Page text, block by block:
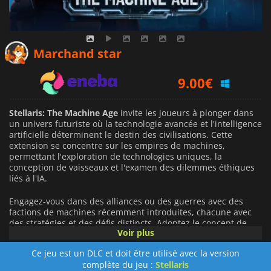
Marchand star
9.00€
9.89€
Stellaris: The Machine Age invite les joueurs à plonger dans
un univers futuriste où la technologie avancée et l'intelligence
artificielle déterminent le destin des civilisations. Cette
extension se concentre sur les empires de machines,
permettant l'exploration de technologies uniques, la
conception de vaisseaux et l'examen des dilemmes éthiques
liés à l'IA.
Engagez-vous dans des alliances ou des guerres avec des
factions de machines récemment introduites, chacune avec
des stratégies et des défis distincts. Adoptez le concept de
l'ascension synthétique, qui promet une vie éternelle et des
avancées de pointe, tout en luttant contre une menace
émergente liée à un empire déchu : Cetana, la reine
synthétique. Les joueurs doivent décider s'ils veulent
Voir plus
Ce jeu est un DLC et doit être utilisé avec la version
complète du jeu : Stellaris